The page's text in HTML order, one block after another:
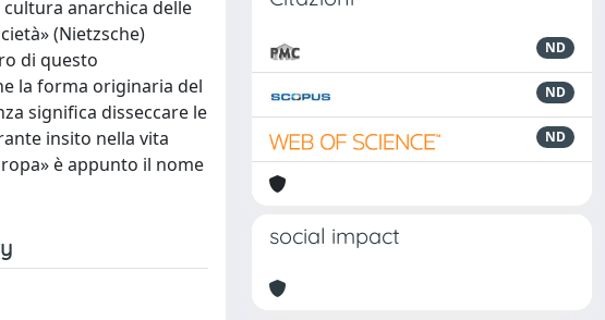
anarchica delle
(Nietzsche)
di questo
la forma originaria del
significa disseccare le
insito nella vita
è appunto il nome
ND
ND
ND
social impact